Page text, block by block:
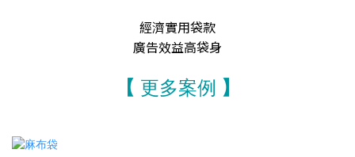
經濟實用袋款
廣告效益高袋身
【 更多案例 】